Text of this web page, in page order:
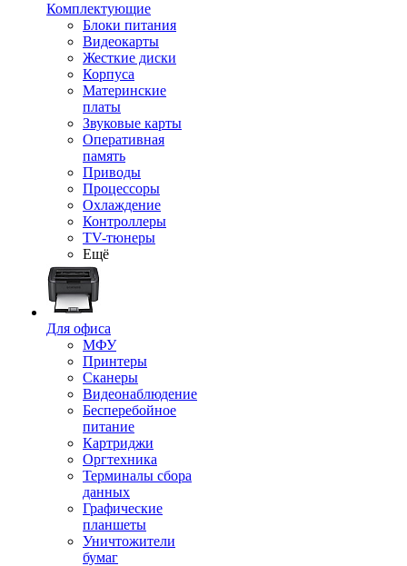
Комплектующие
Блоки питания
Видеокарты
Жесткие диски
Корпуса
Материнские
платы
Звуковые карты
Оперативная
память
Приводы
Процессоры
Охлаждение
Контроллеры
TV-тюнеры
Ещё
Для офиса
МФУ
Принтеры
Сканеры
Видеонаблюдение
Бесперебойное
питание
Картриджи
Оргтехника
Терминалы сбора
данных
Графические
планшеты
Уничтожители
бумаг